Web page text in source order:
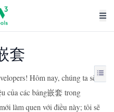
套
Hôm nay, chúng ta sẽ
của các bảng嵌套 trong
làm quen với điều này; tôi sẽ